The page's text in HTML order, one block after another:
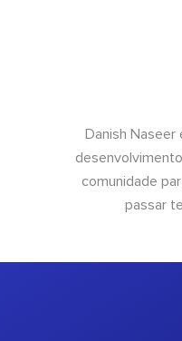
Danish Naseer
comunidade
passar